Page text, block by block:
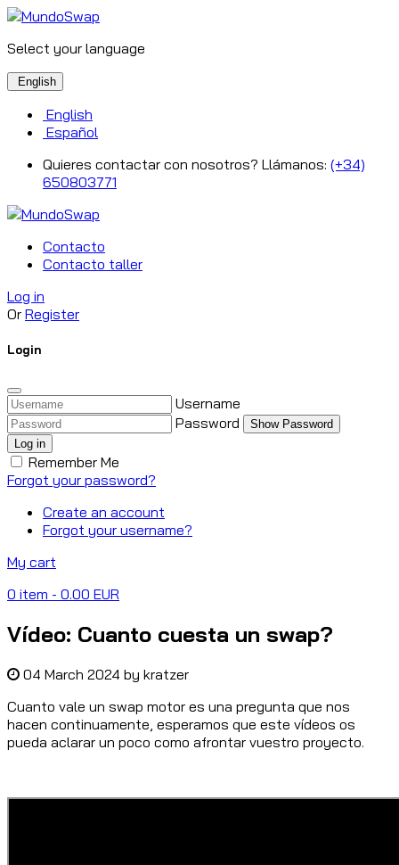
Select your language
English
English
Español
Quieres contactar con nosotros? Llámanos: (+34)
650803771
Contacto
Contacto taller
Log in
Or Register
Login
Username
Password
Show Password
Log in
Remember Me
Forgot your password?
Create an account
Forgot your username?
My cart
0 item - 0.00 EUR
Vídeo: Cuanto cuesta un swap?
04 March 2024 by kratzer
Cuanto vale un swap motor es una pregunta que nos
hacen continuamente, esperamos que este vídeos os
pueda aclarar un poco como afrontar vuestro proyecto.